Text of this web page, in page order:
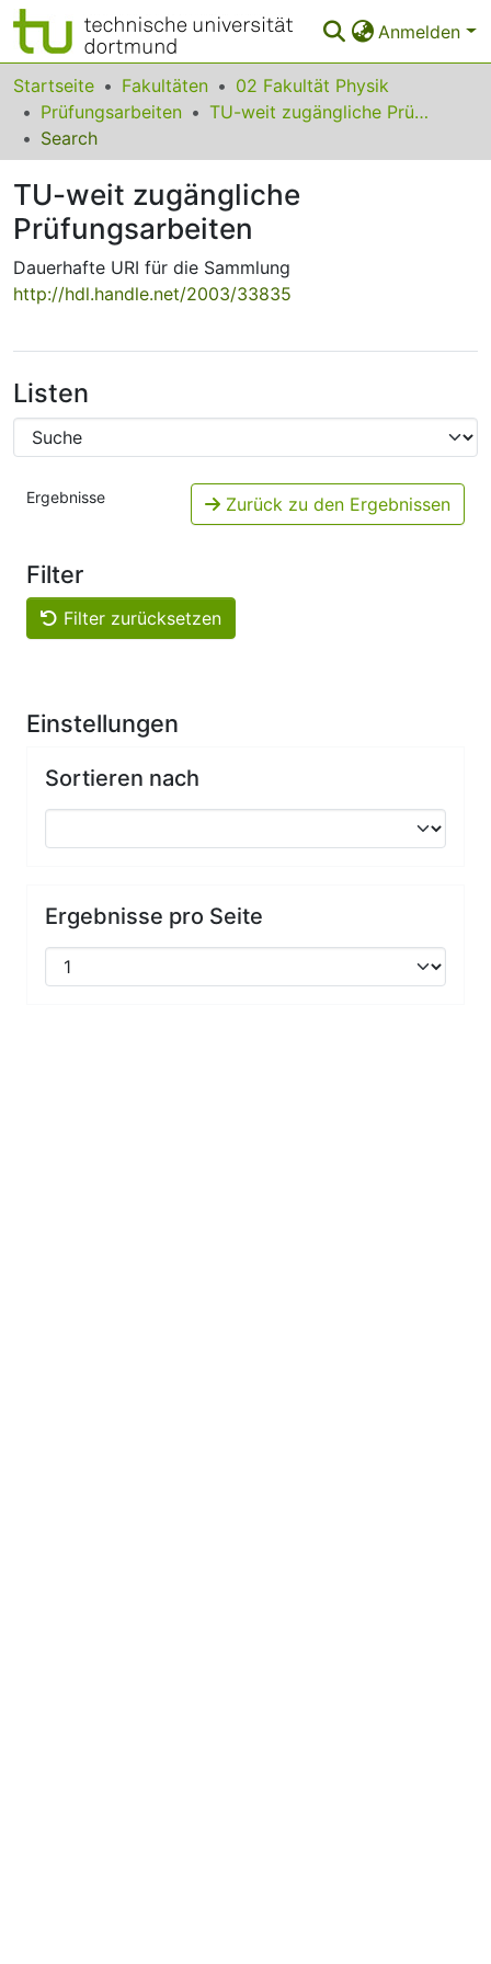
Anmelden
Bereiche & Sammlungen
Das gesamte Repositorium
FAQ
Leitlinien
Zurück zur Startseite
Startseite Fakultäten
02 Fakultät Physik
Prüfungsarbeiten
TU-weit zugängliche Prüfungsarbeiten
Search
TU-weit zugängliche
Prüfungsarbeiten
Dauerhafte URI für die Sammlung
http://hdl.handle.net/2003/33835
Listen
Ergebnisse Zurück zu den Ergebnissen
Filter
Filter zurücksetzen
Einstellungen
Sortieren nach
Ergebnisse pro Seite